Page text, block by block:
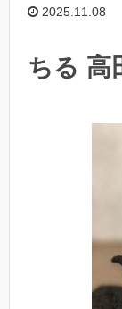
2025.11.08
ちる 高